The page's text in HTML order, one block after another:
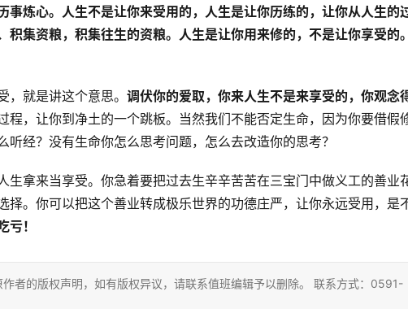
事炼心。人生不是让你来受用的，人生是让你历练的，让你从人生的
积集资粮，积集往生的资粮。人生是让你用来修的，不是让你享受的
就是讲这个意思。 调伏你的爱取，你来人生不是来享受的，你观念
程，让你到净土的一个跳板。当然我们不能否定生命，因为你要借假
经？没有生命你怎么思考问题，怎么去改造你的思考？
生拿来当享受。你急着要把过去生辛辛苦苦在三宝门中做义工的善业
择。你可以把这个善业转成极乐世界的功德庄严，让你永远受用，是
亏！
者的版权声明，如有版权异议，请联系值班编辑予以删除。 联系方式：0591-